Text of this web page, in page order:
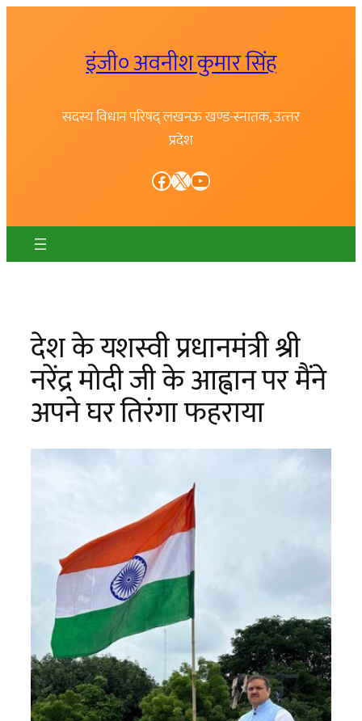
इंजी० अवनीश कुमार सिंह
सदस्य विधान परिषद् लखनऊ खण्ड-स्नातक, उत्त्तर
प्रदेश
Facebook X YouTube
देश के यशस्वी प्रधानमंत्री श्री
नरेंद्र मोदी जी के आह्वान पर मैंने
अपने घर तिरंगा फहराया